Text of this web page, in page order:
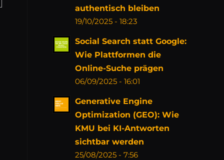
authentisch bleiben
19/10/2025 - 18:23
Social Search statt Google:
Wie Plattformen die
Online-Suche prägen
06/09/2025 - 16:01
Generative Engine
Optimization (GEO): Wie
KMU bei KI-Antworten
sichtbar werden
25/08/2025 - 7:56